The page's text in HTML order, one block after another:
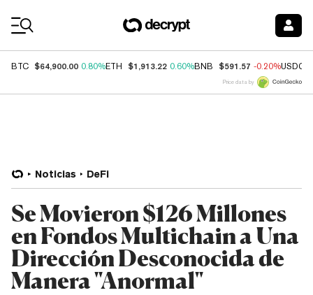
BTC $64,900.00 0.80%ETH $1,913.22 0.60%BNB $591.57 -0.20%USDC
Price data by
Noticias DeFi
Se Movieron $126 Millones
en Fondos Multichain a Una
Dirección Desconocida de
Manera "Anormal"